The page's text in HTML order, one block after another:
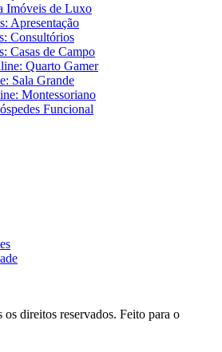
Imóveis de Luxo
Apresentação
Consultórios
Casas de Campo
Quarto Gamer
Sala Grande
Montessoriano
Funcional
os direitos reservados. Feito para o